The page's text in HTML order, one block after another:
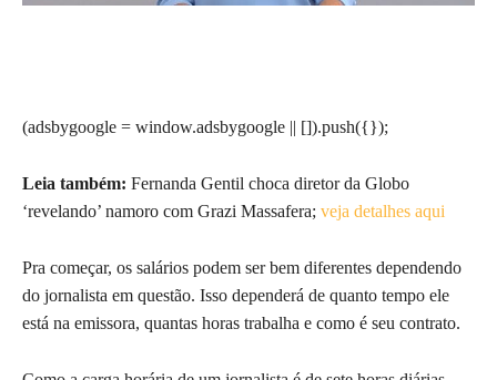
(adsbygoogle = window.adsbygoogle || []).push({});
Leia também: Fernanda Gentil choca diretor da Globo
‘revelando’ namoro com Grazi Massafera; veja detalhes aqui
Pra começar, os salários podem ser bem diferentes dependendo
do jornalista em questão. Isso dependerá de quanto tempo ele
está na emissora, quantas horas trabalha e como é seu contrato.